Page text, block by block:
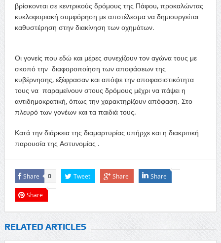
βρίσκονται σε κεντρικούς δρόμους της Πάφου, προκαλώντας
κυκλοφοριακή συμφόρηση με αποτέλεσμα να δημιουργείται
καθυστέρηση στην διακίνηση των οχημάτων.
Οι γονείς που εδώ και μέρες συνεχίζουν τον αγώνα τους με
σκοπό την διαφοροποίηση των αποφάσεων της
κυβέρνησης, εξέφρασαν και απόψε την αποφασιστικότητα
τους να παραμείνουν στους δρόμους μέχρι να πάψει η
αντιδημοκρατική, όπως την χαρακτηρίζουν απόφαση. Στο
πλευρό των γονέων και τα παιδιά τους.
Κατά την διάρκεια της διαμαρτυρίας υπήρχε και η διακριτική
παρουσία της Αστυνομίας .
Share 0 Tweet Share Share
Share
RELATED ARTICLES